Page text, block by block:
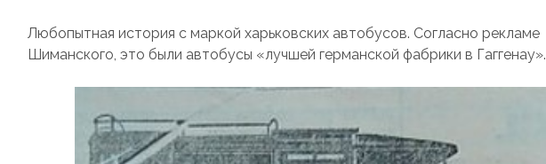
Любопытная история с маркой харьковских автобусов. Согласно рекламе
Шиманского, это были автобусы «лучшей германской фабрики в Гаггенау».